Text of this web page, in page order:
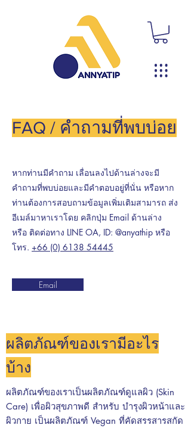
FAQ / คำถามที่พบบ่อย
หากท่านมีคำถาม เลื่อนลงไปด้านล่างจะมี
คำถามที่พบบ่อยและมีคำตอบอยู่ที่นั่น หรือหาก
ท่านต้องการสอบถามข้อมูลเพิ่มเติมสามารถ ส่ง
อีเมล์มาหาเราโดย คลิกปุ่ม Email ด้านล่าง
หรือ ติดต่อทาง LINE OA, ID: @anyathip หรือ
โทร. +66 (0) 6138 54445
Email
ผลิตภัณฑ์ของเรามีอะไร
บ้าง
ผลิตภัณฑ์ของเราเป็นผลิตภัณฑ์ดูแลผิว (Skin
Care) เพื่อผิวสุขภาพดี สำหรับ บำรุงผิวหน้าและ
ผิวกาย เป็นผลิตภัณฑ์ Vegan ที่คัดสรรสารสกัด